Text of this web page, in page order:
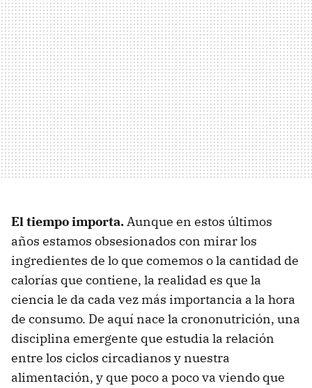
El tiempo importa.Aunque en estos últimos
años estamos obsesionados con mirar los
ingredientes de lo que comemos o la cantidad de
calorías que contiene, la realidad es que la
ciencia le da cada vez más importancia a la hora
de consumo. De aquí nace la crononutrición, una
disciplina emergente que estudia la relación
entre los ciclos circadianos y nuestra
alimentación, y que poco a poco va viendo que